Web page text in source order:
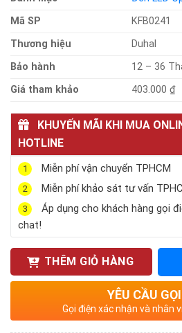
Mã SP
KFB0241
Thương hiệu
Duhal
Bảo hành
12 – 36
Giá tham khảo
403.000 ₫
KHUYẾN MÃI KHI MUA
HOTLINE
1 Miễn phí vận chuyển TPHCM
2 Miễn phí khảo sát tư vấn
3
Áp dụng cho khách hàng gọi
chat!
THÊM GIỎ HÀNG
YÊU CẦU
Gọi điện xác nhận và nhân